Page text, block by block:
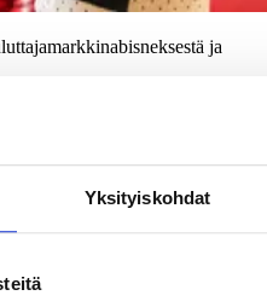
Yksityiskohdat
ja
viime vuosina.
erityistä huomiota.
käytäntöjä,
brändin tulee olla tietoinen.